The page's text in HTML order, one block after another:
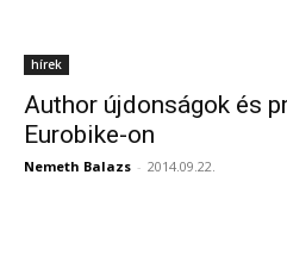
hírek
Author újdonságok és
Eurobike-on
Nemeth Balazs - 2014.09.22.